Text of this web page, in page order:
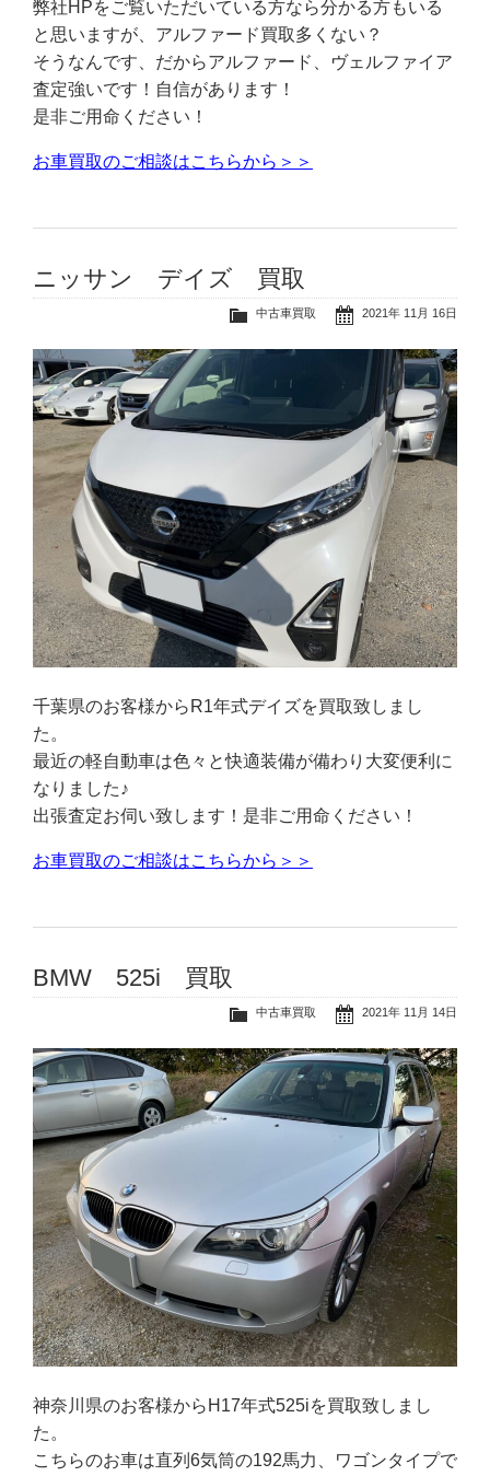
弊社HPをご覧いただいている方なら分かる方もいる
と思いますが、アルファード買取多くない？
そうなんです、だからアルファード、ヴェルファイア
査定強いです！自信があります！
是非ご用命ください！
お車買取のご相談はこちらから＞＞
ニッサン デイズ 買取
2021年 11月 16日
中古車買取
千葉県のお客様からR1年式デイズを買取致しまし
た。
最近の軽自動車は色々と快適装備が備わり大変便利に
なりました♪
出張査定お伺い致します！是非ご用命ください！
お車買取のご相談はこちらから＞＞
BMW 525i 買取
2021年 11月 14日
中古車買取
神奈川県のお客様からH17年式525iを買取致しまし
た。
こちらのお車は直列6気筒の192馬力、ワゴンタイプで